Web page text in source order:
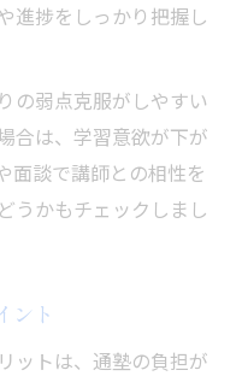
進捗をしっかり把握し
の弱点克服がしやすい
合は、学習意欲が下が
面談で講師との相性を
うかもチェックしまし
ント
ットは、通塾の負担が